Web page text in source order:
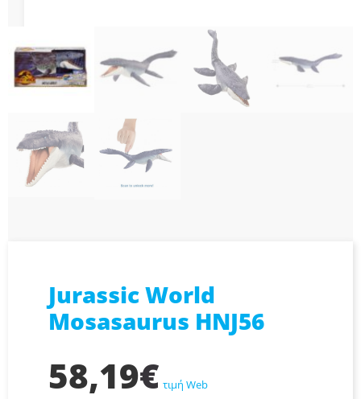
Jurassic World
Mosasaurus HNJ56
58,19€ τιμή Web